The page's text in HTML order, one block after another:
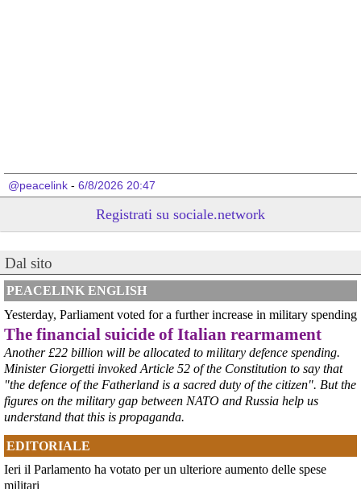
@peacelink - 6/8/2026 20:47
Parla l’avvocato Maurizio Rizzo Striano
#ILVA
@peacelink - 6/8/2026 13:35
85 secondi a mezzanotte!
mai così vicini ad un nuovo olocausto nucleare!
Il Comitato Pace, Convivenza e Solidarietà Danilo Dolci di Trieste
ha promosso una manifestazione pubblica il 6 agosto 2026 a
Registrati su sociale.network
Dal sito
PEACELINK ENGLISH
Yesterday, Parliament voted for a further increase in military spending
The financial suicide of Italian rearmament
Another £22 billion will be allocated to military defence spending.
Minister Giorgetti invoked Article 52 of the Constitution to say that
"the defence of the Fatherland is a sacred duty of the citizen". But the
figures on the military gap between NATO and Russia help us
understand that this is propaganda.
EDITORIALE
Ieri il Parlamento ha votato per un ulteriore aumento delle spese
militari